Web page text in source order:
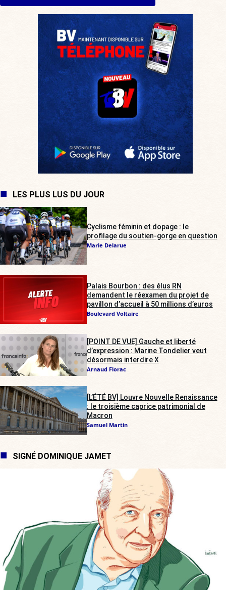
LES PLUS LUS DU JOUR
Cyclisme féminin et dopage : le
profilage du soutien-gorge en question
Marie Delarue
Palais Bourbon : des élus RN
demandent le réexamen du projet de
pavillon d’accueil à 50 millions d’euros
Boulevard Voltaire
[POINT DE VUE] Gauche et liberté
d’expression : Marine Tondelier veut
désormais interdire X
Arnaud Florac
[L’ÉTÉ BV] Louvre Nouvelle Renaissance
: le troisième caprice patrimonial de
Macron
Samuel Martin
SIGNÉ DOMINIQUE JAMET